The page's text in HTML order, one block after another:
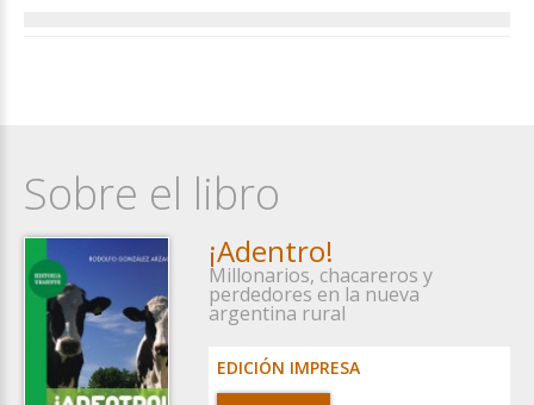
Sobre el libro
¡Adentro!
Millonarios, chacareros y
perdedores en la nueva
argentina rural
EDICIÓN IMPRESA